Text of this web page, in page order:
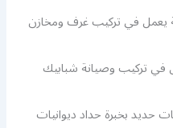
يعمل في تركيب غرف ومخازن
في تركيب وصيانة شبابيك
بخبرة حداد ديوانيات